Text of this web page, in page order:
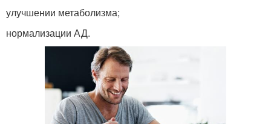
улучшении метаболизма;
нормализации АД.